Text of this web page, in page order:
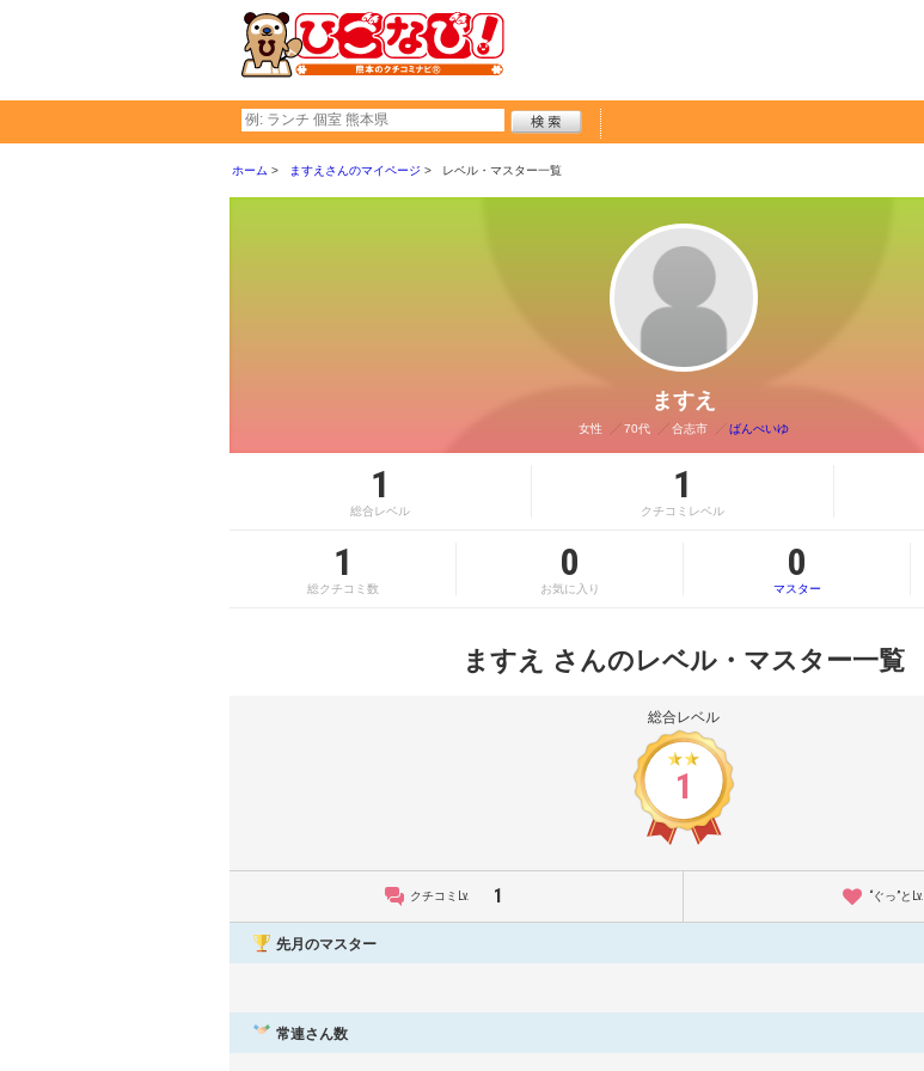
ホーム ますえさんのマイページ レベル・マスター一覧
ますえ
女性 70代 合志市 ばんぺいゆ
1
総合レベル
1
クチコミレベル
1
総クチコミ数
0
お気に入り
0
マスター
ますえ さんのレベル・マスター一覧
総合レベル
1
クチコミLv. 1 “ぐっ”とLv.
先月のマスター
常連さん数